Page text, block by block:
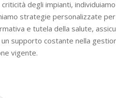
criticità degli impianti,
strategie personalizzate
e tutela della salute,
supporto costante nella
vigente.